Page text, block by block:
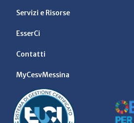
Servizi e Risorse
EsserCi
Contatti
MyCesvMessina